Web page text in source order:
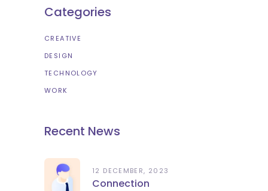
Categories
CREATIVE
DESIGN
TECHNOLOGY
WORK
Recent News
Connection
12 DECEMBER, 2023